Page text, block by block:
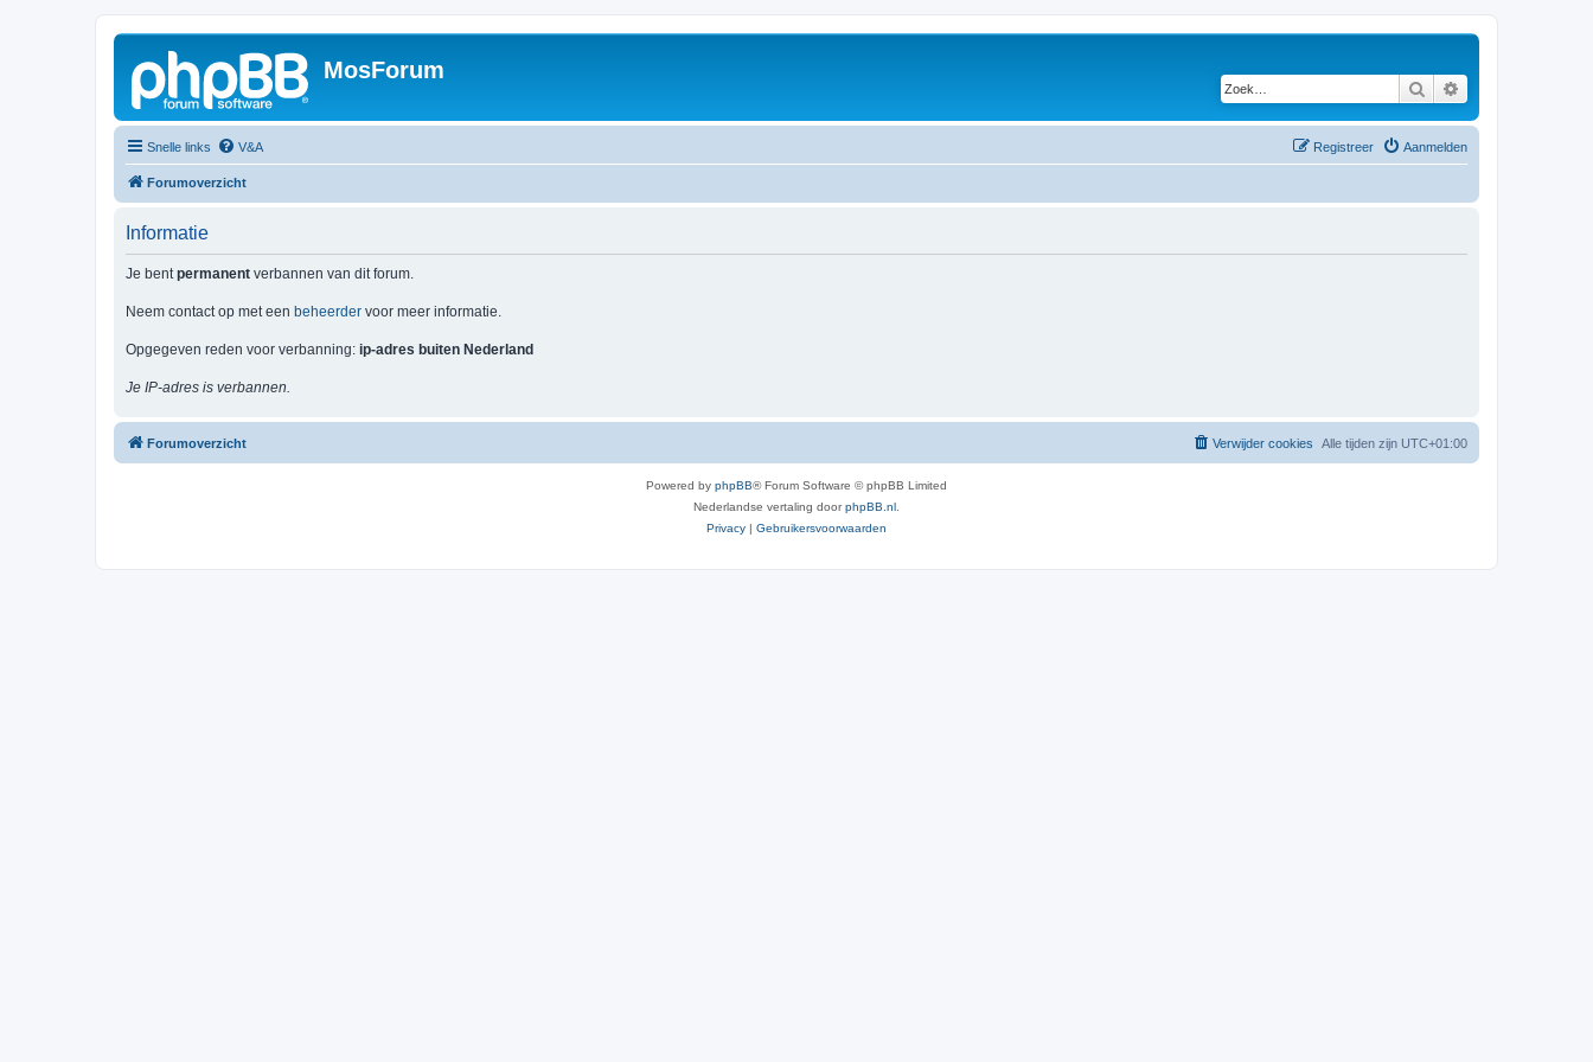
MosForum
Zoek
Snelle links V&A Aanmelden
Registreer
Forumoverzicht
Informatie
Je bentpermanent verbannen van dit forum.
Neem contact op met een beheerder voor meer informatie.
Opgegeven reden voor verbanning: ip-adres buiten Nederland
Je IP-adres is verbannen.
Forumoverzicht Alle tijden zijn UTC+01:00
Verwijder cookies
Powered by phpBB® Forum Software © phpBB Limited
Nederlandse vertaling doorphpBB.nl
Privacy | Gebruikersvoorwaarden